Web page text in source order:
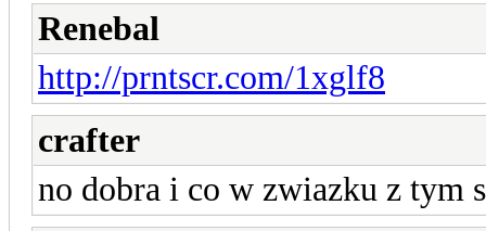
Renebal
http://prntscr.com/1xglf8
crafter
no dobra i co w zwiazku z tym